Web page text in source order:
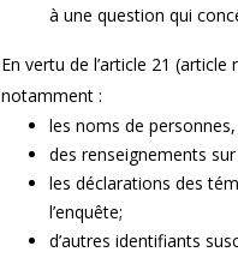
à une question qui
En vertu de l’article 21 (article
notamment :
les noms de
des renseignements sur
les déclarations des
l’enquête;
d’autres identifiants